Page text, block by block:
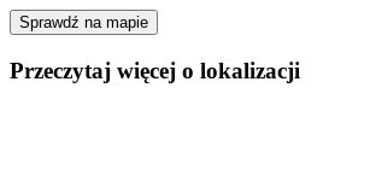
Sprawdź na mapie
Przeczytaj więcej o lokalizacji